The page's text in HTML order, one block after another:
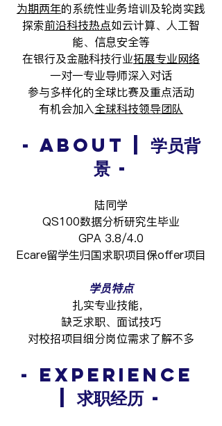
为期两年的系统性业务培训及轮岗实践
探索前沿科技热点如云计算、人工智
能、信息安全等
在银行及金融科技行业拓展专业网络
一对一专业导师深入对话
参与多样化的全球比赛及重点活动
有机会加入全球科技领导团队
- About | 学员背
景 -
陆同学
QS100数据分析研究生毕业
GPA 3.8/4.0
Ecare留学生归国求职项目保offer项目
学员特点
扎实专业技能，
缺乏求职、面试技巧
对校招项目细分岗位需求了解不多
- Experience
| 求职经历 -